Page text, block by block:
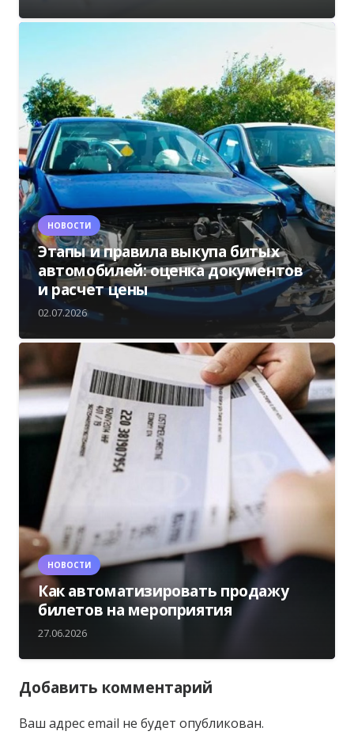
НОВОСТИ
Этапы и правила выкупа битых
автомобилей: оценка документов
и расчет цены
02.07.2026
НОВОСТИ
Как автоматизировать продажу
билетов на мероприятия
27.06.2026
Добавить комментарий
Ваш адрес email не будет опубликован.